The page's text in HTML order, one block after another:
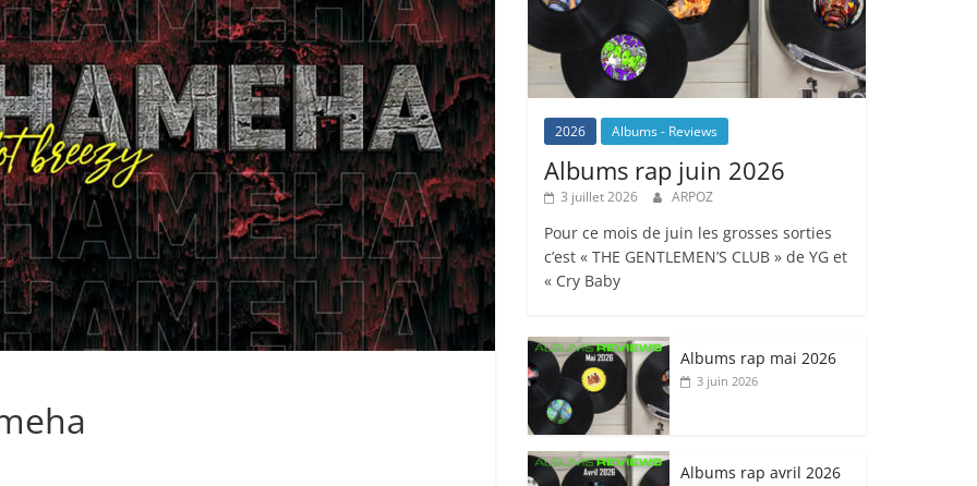
2026 Albums - Reviews
Albums rap juin 2026
3 juillet 2026 ARPOZ
Pour ce mois de juin les grosses sorties
c’est « THE GENTLEMEN’S CLUB » de YG et
« Cry Baby
Albums rap mai 2026
3 juin 2026
Albums rap avril 2026